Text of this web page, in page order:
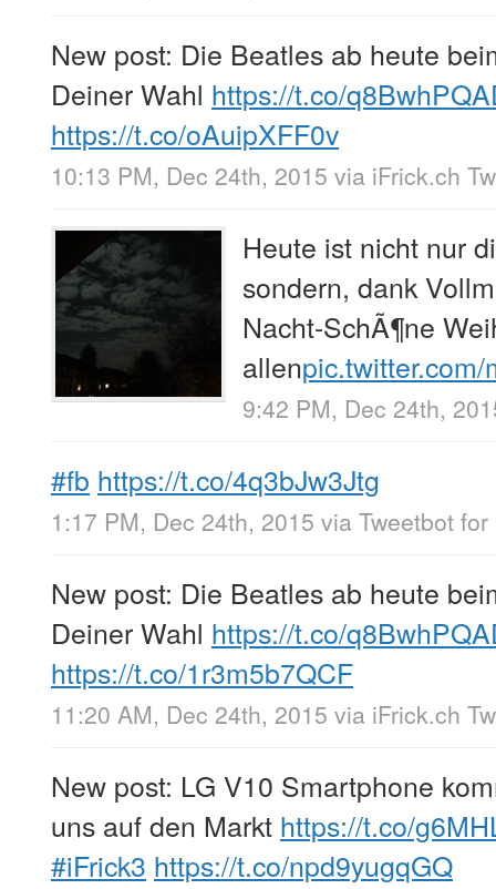
New post: Die Beatles ab heute
Deiner Wahl https://t.co/
https://t.co/oAuipXFF0v
10:13 PM, Dec 24th, 2015 via iFrick.ch
Heute ist nicht nur
sondern, dank
Nacht-SchÃ¶ne
allen
9:42 PM, Dec 24th,
#fb https://t.co/4q3bJw3Jtg
1:17 PM, Dec 24th, 2015 via Tweetbot for
New post: Die Beatles ab heute
Deiner Wahl https://t.co/
https://t.co/1r3m5b7QCF
11:20 AM, Dec 24th, 2015 via iFrick.ch
New post: LG V10 Smartphone
uns auf den Markt https://t.co/
#iFrick3 https://t.co/npd9yugqGQ